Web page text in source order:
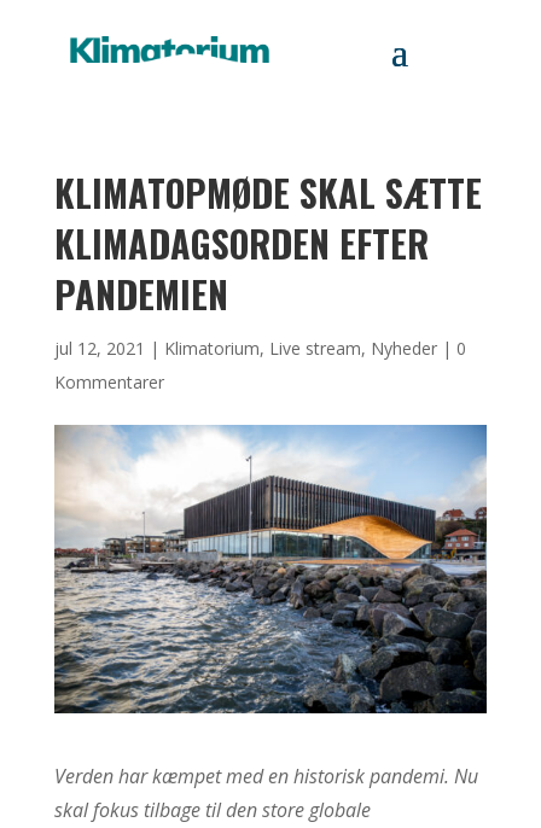
KLIMATOPMØDE SKAL SÆTTE
KLIMADAGSORDEN EFTER
PANDEMIEN
jul 12, 2021 | Klimatorium, Live stream, Nyheder| 0
Kommentarer
Verden har kæmpet med en historisk pandemi. Nu
skal fokus tilbage til den store globale